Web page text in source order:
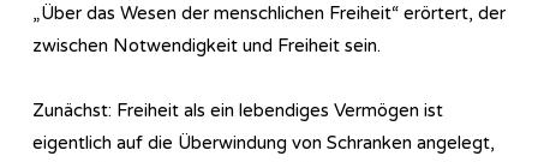
„Über das Wesen der menschlichen Freiheit“ erörtert, der
zwischen Notwendigkeit und Freiheit sein.
Zunächst: Freiheit als ein lebendiges Vermögen ist
eigentlich auf die Überwindung von Schranken angelegt,